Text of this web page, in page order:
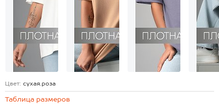
Цвет: сухая.роза
Таблица размеров